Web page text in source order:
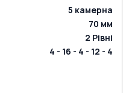
5 камерна
70 мм
2 Рівні
4 - 16 - 4 - 12 - 4